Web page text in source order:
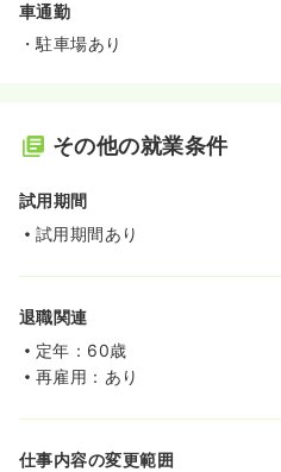
車通勤
・駐車場あり
その他の就業条件
試用期間
試用期間あり
退職関連
定年：60歳
再雇用：あり
仕事内容の変更範囲